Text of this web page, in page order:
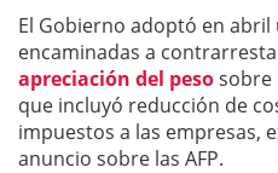
El Gobierno adoptó en abril
encaminadas a
apreciación del pesosobre
que incluyó reducción de
impuestos a las empresas,
anuncio sobre las AFP.